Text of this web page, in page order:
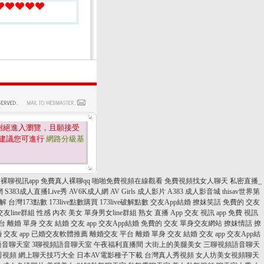
進入瀏覽，且願接受
議您可進行 網路分級基
聊視訊app 免費真人裸聊qq 啪啪免費視頻在線觀看 免費視頻找女人聊天 私密直播_
S383成人直播Live秀 AV6K成人網 AV Girls 成人影片 A383 成人影音城 thisav世界第
台灣173點數 173live點數購買 173live破解點數 交友App結婚 撩妺笑話 免費的 交友
友line群組 性感 內衣 美女 單身男女line群組 熟女 直播 App 交友 視訊 app 免費 視訊
離婚 單身 交友 結婚 交友 app 交友App結婚 免費的 交友 單身交友網站 撩妺情話 撩
交友 app 已婚交友軟體推薦 離婚交友 平台 離婚 單身 交友 結婚 交友 app 交友App結
音聊天室 3聊視頻語音聊天室 午夜福利直播間 大街上的美腿美女 三聊視頻語音聊天
視頻 網上聊天技巧大全 日本AV電影種子下載 台灣真人秀視頻 女人坊美女視頻聊天